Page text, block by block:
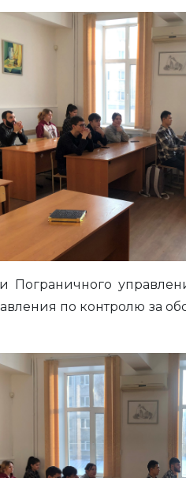
Пограничного
по контролю за